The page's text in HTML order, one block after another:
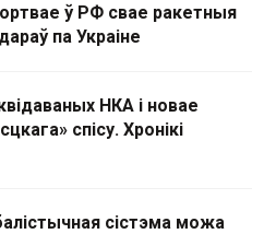
ў РФ свае ракетныя
па Украіне
НКА і новае
спісу. Хронікі
сістэма можа